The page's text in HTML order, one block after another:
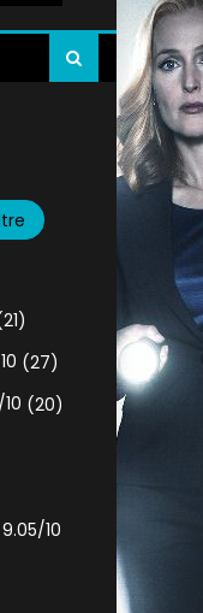
(27)
(20)
9.05/10